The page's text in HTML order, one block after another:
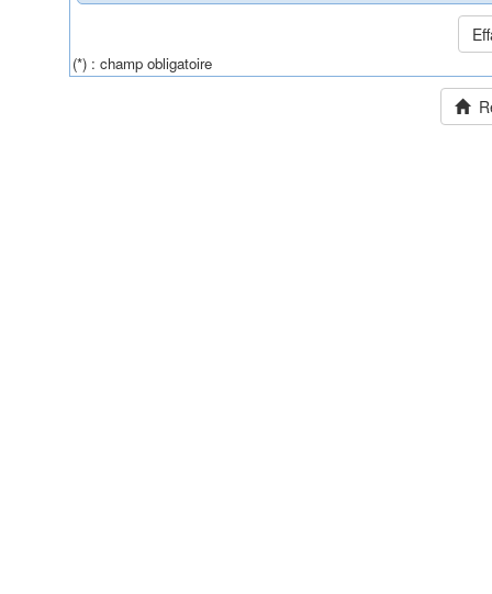
(*) : champ obligatoire